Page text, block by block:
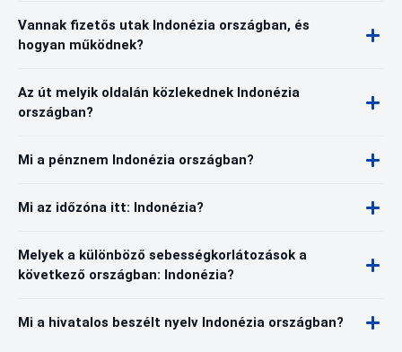
Vannak fizetős utak Indonézia országban, és
hogyan működnek?
Az út melyik oldalán közlekednek Indonézia
országban?
Mi a pénznem Indonézia országban?
Mi az időzóna itt: Indonézia?
Melyek a különböző sebességkorlátozások a
következő országban: Indonézia?
Mi a hivatalos beszélt nyelv Indonézia országban?